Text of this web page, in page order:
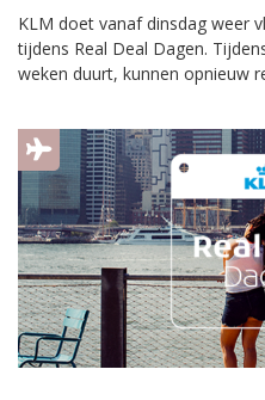
KLM doet vanaf dinsdag weer
tijdens Real Deal Dagen.
weken duurt, kunnen opnieuw